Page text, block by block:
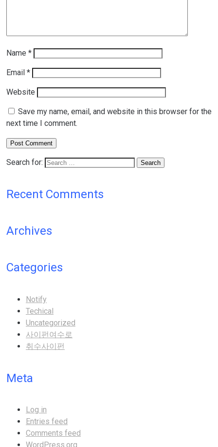
Name *
Email *
Website
Save my name, email, and website in this browser for the
next time I comment.
Search for:
Recent Comments
Archives
Categories
Notify
Techical
Uncategorized
사이펀여수로
취수사이펀
Meta
Log in
Entries feed
Comments feed
WordPress.org